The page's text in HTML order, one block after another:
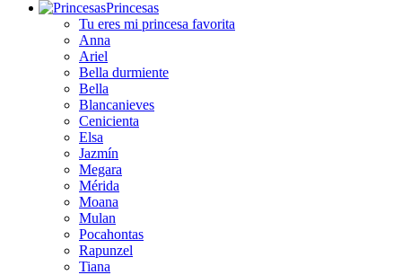
Princesas
Tu eres mi princesa favorita
Anna
Ariel
Bella durmiente
Bella
Blancanieves
Cenicienta
Elsa
Jazmín
Megara
Mérida
Moana
Mulan
Pocahontas
Rapunzel
Tiana